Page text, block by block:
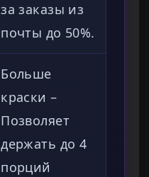
за заказы из
почты до 50%.
Больше
краски –
Позволяет
держать до 4
порций